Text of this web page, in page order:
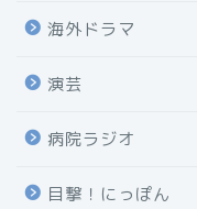
海外ドラマ
演芸
病院ラジオ
目撃！にっぽん